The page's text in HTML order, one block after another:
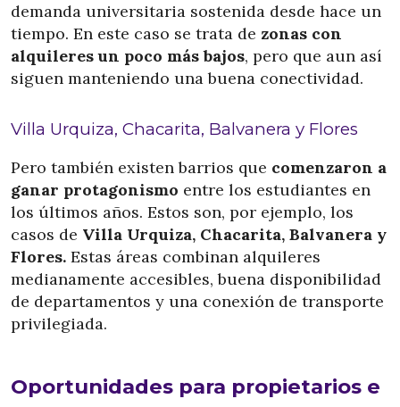
demanda universitaria sostenida desde hace un
tiempo. En este caso se trata de zonas con
alquileres un poco más bajos, pero que aun así
siguen manteniendo una buena conectividad.
Villa Urquiza, Chacarita, Balvanera y Flores
Pero también existen barrios que comenzaron a
ganar protagonismo entre los estudiantes en
los últimos años. Estos son, por ejemplo, los
casos de Villa Urquiza, Chacarita, Balvanera y
Flores. Estas áreas combinan alquileres
medianamente accesibles, buena disponibilidad
de departamentos y una conexión de transporte
privilegiada.
Oportunidades para propietarios e